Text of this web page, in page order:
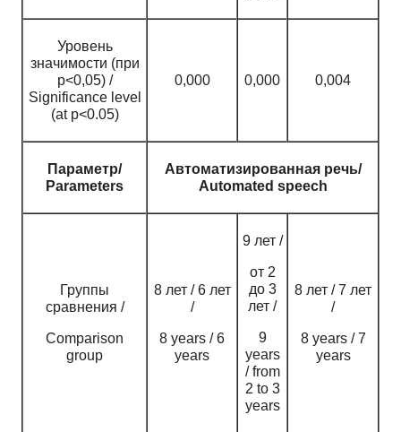
Уровень
значимости (при
p<0,05) /
Significance level
(at p<0.05)
0,000 0,000 0,004
Параметр/
Parameters
Автоматизированная речь/
Automated speech
Группы
сравнения /
Comparison
group
8 лет / 6 лет
/
8 years / 6
years
9 лет /
от 2
до 3
лет /
9
years
/ from
2 to 3
years
8 лет / 7 лет
/
8 years / 7
years